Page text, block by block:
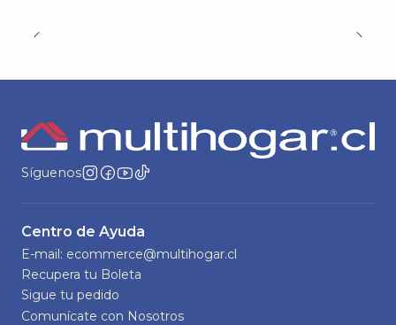
Síguenos
Centro de Ayuda
E-mail: ecommerce@multihogar.cl
Recupera tu Boleta
Sigue tu pedido
Comunícate con Nosotros